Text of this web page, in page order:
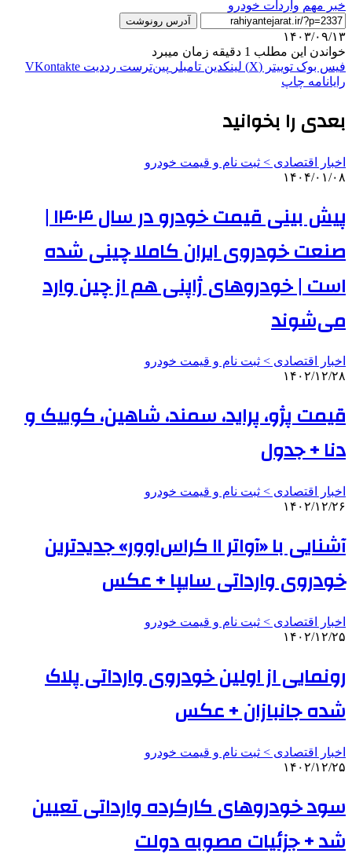
خبر مهم واردات خودرو
آدرس رونوشت
۱۴۰۳/۰۹/۱۳
خواندن این مطلب 1 دقیقه زمان میبرد
فیس بوک توییتر (X) لینکدین ‫تامبلر ‫پین‌ترست ‫رددیت ‫VKontakte
رایانامه چاپ
بعدی را بخوانید
اخبار اقتصادی > ثبت نام و قیمت خودرو
۱۴۰۴/۰۱/۰۸
پیش بینی قیمت خودرو در سال ۱۴۰۴ |
صنعت خودروی ایران کاملا چینی شده
است | خودروهای ژاپنی هم از چین وارد
می‌شوند
اخبار اقتصادی > ثبت نام و قیمت خودرو
۱۴۰۲/۱۲/۲۸
قیمت پژو، پراید، سمند، شاهین، کوییک و
دنا + جدول
اخبار اقتصادی > ثبت نام و قیمت خودرو
۱۴۰۲/۱۲/۲۶
آشنایی با «آواتر ۱۱ کراس‌اوور» جدیدترین
خودروی وارداتی سایپا + عکس
اخبار اقتصادی > ثبت نام و قیمت خودرو
۱۴۰۲/۱۲/۲۵
رونمایی از اولین خودروی وارداتی پلاک
شده جانبازان + عکس
اخبار اقتصادی > ثبت نام و قیمت خودرو
۱۴۰۲/۱۲/۲۵
سود خودروهای کارکرده وارداتی تعیین
شد + جزئیات مصوبه دولت